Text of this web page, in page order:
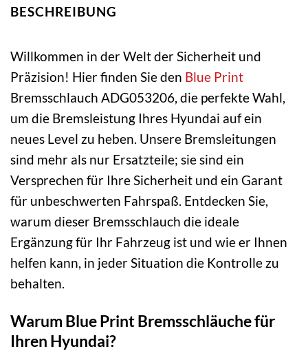
BESCHREIBUNG
Willkommen in der Welt der Sicherheit und
Präzision! Hier finden Sie den Blue Print
Bremsschlauch ADG053206, die perfekte Wahl,
um die Bremsleistung Ihres Hyundai auf ein
neues Level zu heben. Unsere Bremsleitungen
sind mehr als nur Ersatzteile; sie sind ein
Versprechen für Ihre Sicherheit und ein Garant
für unbeschwerten Fahrspaß. Entdecken Sie,
warum dieser Bremsschlauch die ideale
Ergänzung für Ihr Fahrzeug ist und wie er Ihnen
helfen kann, in jeder Situation die Kontrolle zu
behalten.
Warum Blue Print Bremsschläuche für
Ihren Hyundai?